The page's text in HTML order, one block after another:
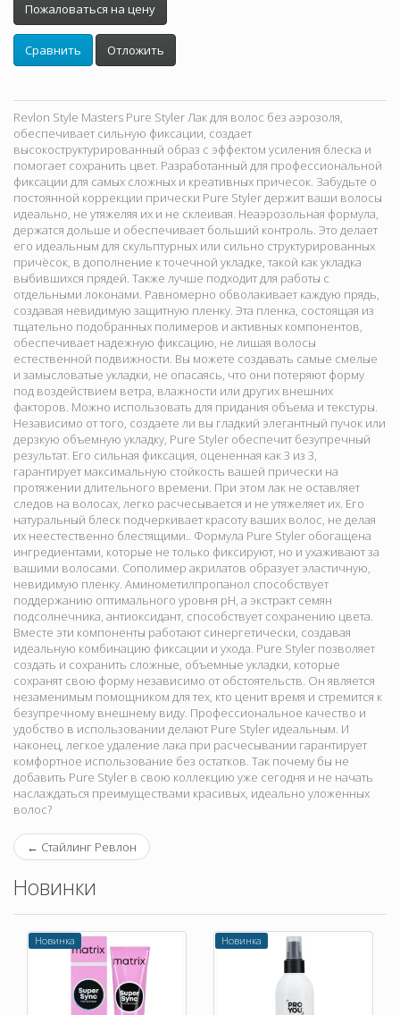
Пожаловаться на цену
Сравнить Отложить
Revlon Style Masters Pure Styler Лак для волос без аэрозоля,
обеспечивает сильную фиксации, создает
высокоструктурированный образ с эффектом усиления блеска и
помогает сохранить цвет. Разработанный для профессиональной
фиксации для самых сложных и креативных причесок. Забудьте о
постоянной коррекции прически Pure Styler держит ваши волосы
идеально, не утяжеляя их и не склеивая. Неаэрозольная формула,
держатся дольше и обеспечивает больший контроль. Это делает
его идеальным для скульптурных или сильно структурированных
причёсок, в дополнение к точечной укладке, такой как укладка
выбившихся прядей. Также лучше подходит для работы с
отдельными локонами. Равномерно обволакивает каждую прядь,
создавая невидимую защитную пленку. Эта пленка, состоящая из
тщательно подобранных полимеров и активных компонентов,
обеспечивает надежную фиксацию, не лишая волосы
естественной подвижности. Вы можете создавать самые смелые
и замысловатые укладки, не опасаясь, что они потеряют форму
под воздействием ветра, влажности или других внешних
факторов. Можно использовать для придания объема и текстуры.
Независимо от того, создаете ли вы гладкий элегантный пучок или
дерзкую объемную укладку, Pure Styler обеспечит безупречный
результат. Его сильная фиксация, оцененная как 3 из 3,
гарантирует максимальную стойкость вашей прически на
протяжении длительного времени. При этом лак не оставляет
следов на волосах, легко расчесывается и не утяжеляет их. Его
натуральный блеск подчеркивает красоту ваших волос, не делая
их неестественно блестящими.. Формула Pure Styler обогащена
ингредиентами, которые не только фиксируют, но и ухаживают за
вашими волосами. Сополимер акрилатов образует эластичную,
невидимую пленку. Аминометилпропанол способствует
поддержанию оптимального уровня pH, а экстракт семян
подсолнечника, антиоксидант, способствует сохранению цвета.
Вместе эти компоненты работают синергетически, создавая
идеальную комбинацию фиксации и ухода. Pure Styler позволяет
создать и сохранить сложные, объемные укладки, которые
сохранят свою форму независимо от обстоятельств. Он является
незаменимым помощником для тех, кто ценит время и стремится к
безупречному внешнему виду. Профессиональное качество и
удобство в использовании делают Pure Styler идеальным. И
наконец, легкое удаление лака при расчесывании гарантирует
комфортное использование без остатков. Так почему бы не
добавить Pure Styler в свою коллекцию уже сегодня и не начать
наслаждаться преимуществами красивых, идеально уложенных
волос?
← Стайлинг Ревлон
Новинки
Новинка Новинка